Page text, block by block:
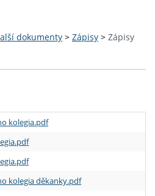
dokumenty > Zápisy > Zápisy
kolegia.pdf
kolegia děkanky.pdf